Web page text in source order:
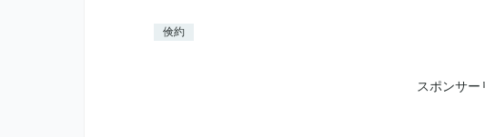
倹約
スポンサー